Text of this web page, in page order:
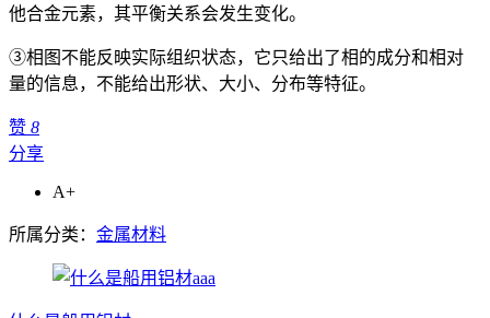
他合金元素，其平衡关系会发生变化。
③相图不能反映实际组织状态，它只给出了相的成分和相对
量的信息，不能给出形状、大小、分布等特征。
赞 8
分享
A+
所属分类： 金属材料